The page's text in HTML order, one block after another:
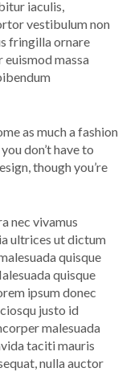
iaculis,
vestibulum non
fringilla ornare
massa
as much a fashion
don’t have to
though you’re
nec vivamus
ultrices ut dictum
quisque
quisque
ipsum donec
justo id
malesuada
taciti mauris
nulla auctor